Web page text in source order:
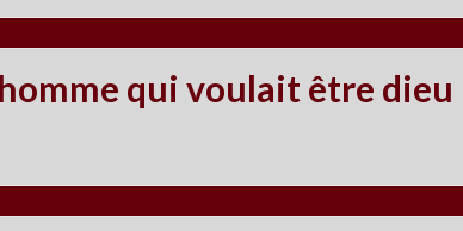
qui voulait être dieu